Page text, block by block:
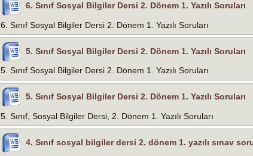
6. Sınıf Sosyal Bilgiler Dersi 2. Dönem 1. Yazılı Soruları
6. Sınıf Sosyal Bilgiler Dersi 2. Dönem 1. Yazılı Soruları
5. Sınıf Sosyal Bilgiler Dersi 2. Dönem 1. Yazılı Soruları
5. Sınıf Sosyal Bilgiler Dersi 2. Dönem 1. Yazılı Soruları
5. Sınıf Sosyal Bilgiler Dersi 2. Dönem 1. Yazılı Soruları
5. Sınıf, Sosyal Bilgiler Dersi, 2. Dönem 1. Yazılı Soruları
4. Sınıf sosyal bilgiler dersi 2. dönem 1. yazılı sınav